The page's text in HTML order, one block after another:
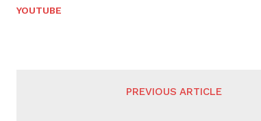
YOUTUBE
PREVIOUS ARTICLE